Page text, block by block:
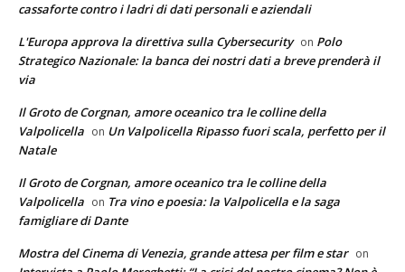
cassaforte contro i ladri di dati personali e aziendali
L'Europa approva la direttiva sulla Cybersecurity on Polo
Strategico Nazionale: la banca dei nostri dati a breve prenderà il
via
Il Groto de Corgnan, amore oceanico tra le colline della
Valpolicella on Un Valpolicella Ripasso fuori scala, perfetto per il
Natale
Il Groto de Corgnan, amore oceanico tra le colline della
Valpolicella on Tra vino e poesia: la Valpolicella e la saga
famigliare di Dante
Mostra del Cinema di Venezia, grande attesa per film e star on